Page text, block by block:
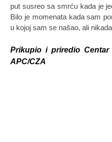
put susreo sa smrću kada je
Bilo je momenata kada sam
u kojoj sam se našao, ali
Prikupio i priredio
APC/CZA